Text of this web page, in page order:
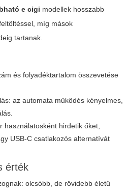
e cigi modellek hosszabb
míg mások
tartanak.
és folyadéktartalom összevetése
az automata működés kényelmes,
használatosként hirdetik őket,
USB-C csatlakozós alternatívát
érték
olcsóbb, de rövidebb életű